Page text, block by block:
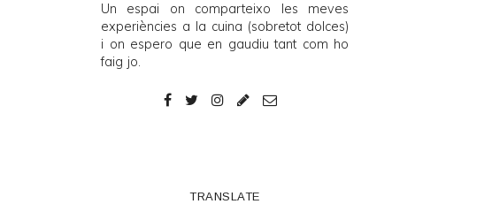
Un espai on comparteixo les meves
experiències a la cuina (sobretot dolces)
i on espero que en gaudiu tant com ho
faig jo.
TRANSLATE